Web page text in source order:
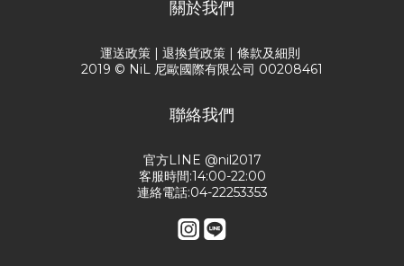
關於我們
運送政策 | 退換貨政策 | 條款及細則
2019 © NiL 尼歐國際有限公司 00208461
聯絡我們
官方LINE @nil2017
客服時間:14:00-22:00
連絡電話:04-22253353